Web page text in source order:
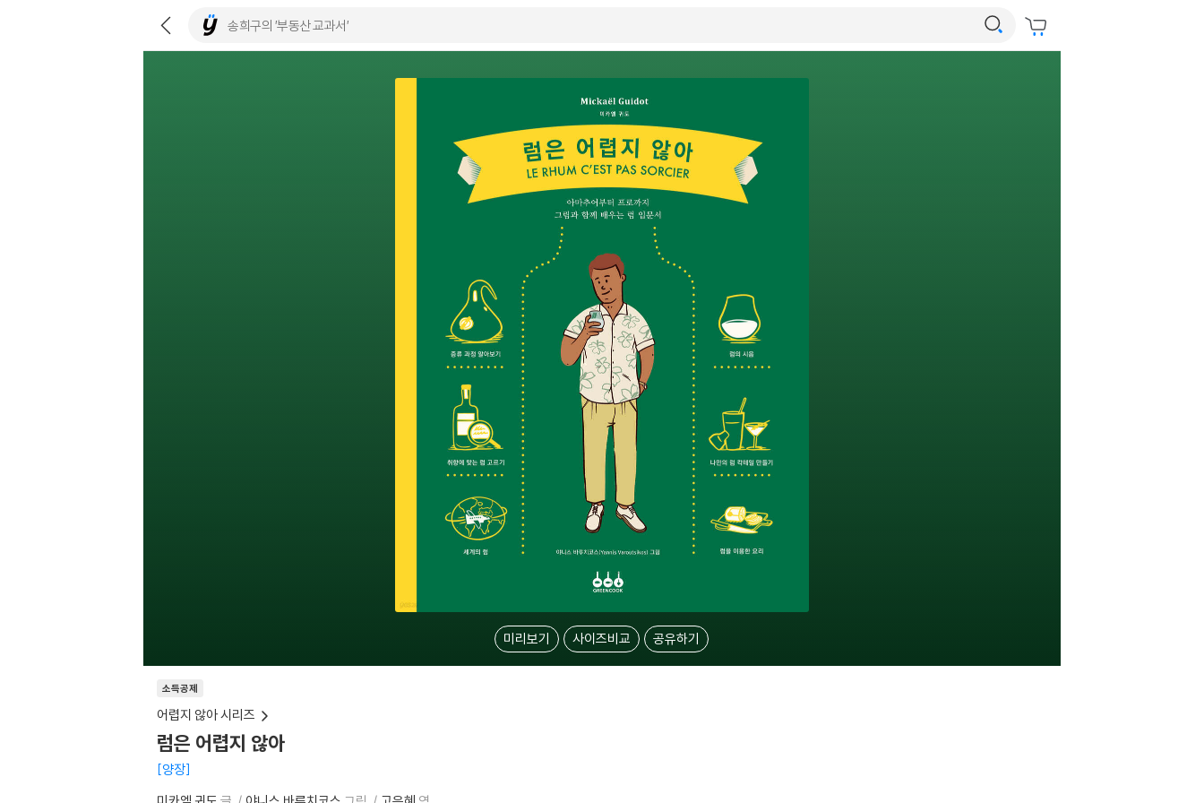
미리보기 사이즈비교 공유하기
소득공제
어렵지 않아 시리즈
럼은 어렵지 않아
양장